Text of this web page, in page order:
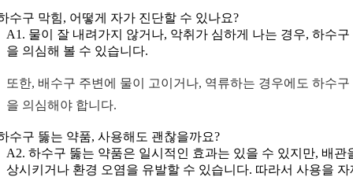
수구 막힘, 어떻게 자가 진단할 수 있나요?
A1. 물이 잘 내려가지 않거나, 악취가 심하게 나는 경우, 하수구
을 의심해 볼 수 있습니다.
또한, 배수구 주변에 물이 고이거나, 역류하는 경우에도 하수구
을 의심해야 합니다.
수구 뚫는 약품, 사용해도 괜찮을까요?
A2. 하수구 뚫는 약품은 일시적인 효과는 있을 수 있지만, 배관
상시키거나 환경 오염을 유발할 수 있습니다. 따라서 사용을 자